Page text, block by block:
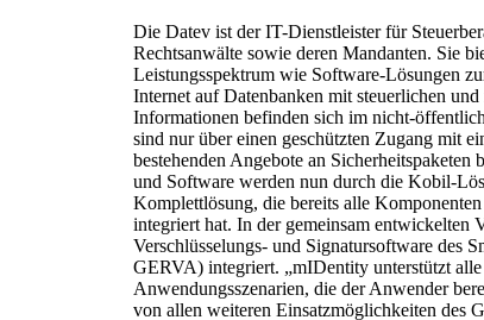
Die Datev ist der IT-Dienstleister für
Rechtsanwälte sowie deren Mandanten. Sie
Leistungsspektrum wie Software-Lösungen
Internet auf Datenbanken mit steuerlichen
Informationen befinden sich im nicht-
sind nur über einen geschützten Zugang mit
bestehenden Angebote an Sicherheitspaketen
und Software werden nun durch die Kobil-
Komplettlösung, die bereits alle
integriert hat. In der gemeinsam entwickelten
Verschlüsselungs- und Signatursoftware des
GERVA) integriert. „mIDentity unterstützt
Anwendungsszenarien, die der Anwender
von allen weiteren Einsatzmöglichkeiten des